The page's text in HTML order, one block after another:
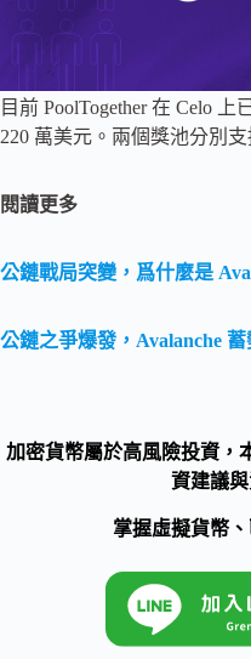
目前 PoolTogether 在 Celo
220 萬美元。兩個獎池分別
閱讀更多
公鏈戰局突變，爲什麼是
公鏈之爭爆發，Avalanche
加密貨幣屬於高風險投資，
資建議與
掌握虛擬貨幣